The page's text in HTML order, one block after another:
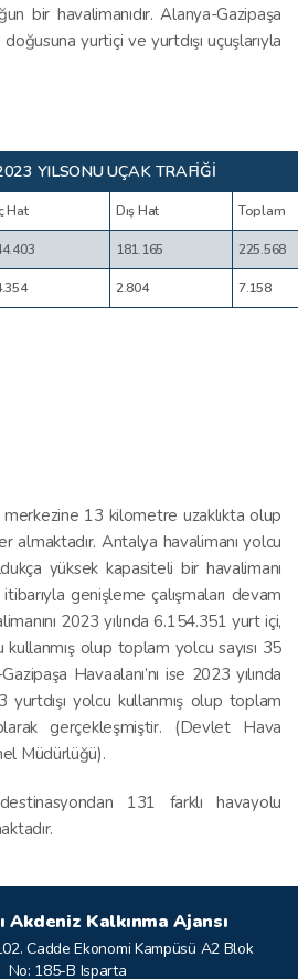
bir havalimanıdır. Alanya-Gazipaşa
doğusuna yurtiçi ve yurtdışı uçuşlarıyla
YILSONU UÇAK TRAFİĞİ
Hat Dış Hat Toplam
181.165 225.568
2.804 7.158
13 kilometre uzaklıkta olup
almaktadır. Antalya havalimanı yolcu
yüksek kapasiteli bir havalimanı
genişleme çalışmaları devam
2023 yılında 6.154.351 yurt içi,
kullanmış olup toplam yolcu sayısı 35
Havaalanı’nı ise 2023 yılında
yolcu kullanmış olup toplam
gerçekleşmiştir. (Devlet Hava
Müdürlüğü).
131 farklı havayolu
Akdeniz Kalkınma Ajansı
Cadde Ekonomi Kampüsü A2 Blok
No: 185-B Isparta